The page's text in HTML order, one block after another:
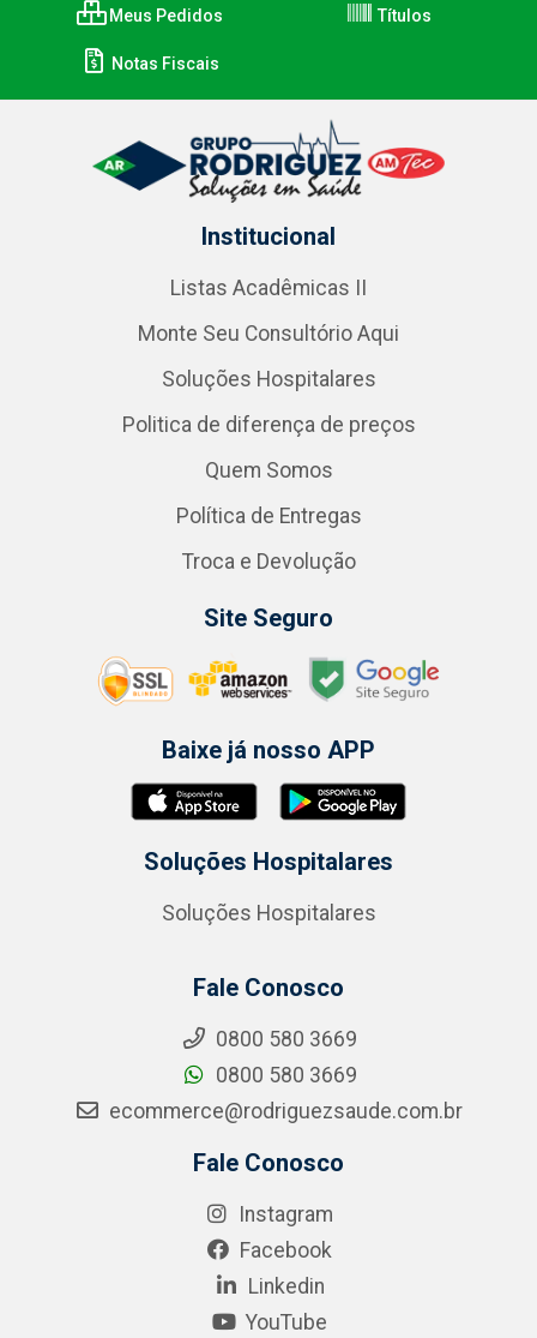
Meus Pedidos Títulos
Notas Fiscais
Institucional
Listas Acadêmicas II
Monte Seu Consultório Aqui
Soluções Hospitalares
Politica de diferença de preços
Quem Somos
Política de Entregas
Troca e Devolução
Site Seguro
Baixe já nosso APP
Soluções Hospitalares
Soluções Hospitalares
Fale Conosco
0800 580 3669
0800 580 3669
ecommerce@rodriguezsaude.com.br
Fale Conosco
Instagram
Facebook
Linkedin
YouTube